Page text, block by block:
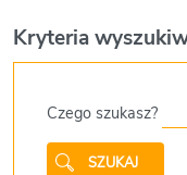
Kryteria
Czego szukasz?
SZUKAJ